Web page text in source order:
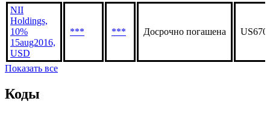
NII
Holdings,
10%
15aug2016,
USD
*** *** Досрочно погашена
Показать все
Коды